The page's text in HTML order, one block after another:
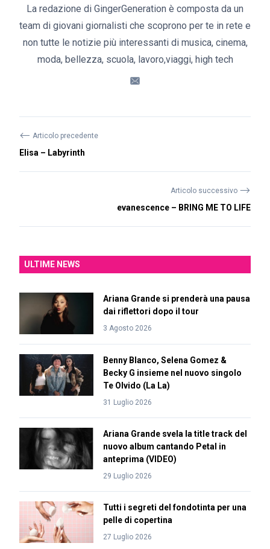
La redazione di GingerGeneration è composta da un
team di giovani giornalisti che scoprono per te in rete e
non tutte le notizie più interessanti di musica, cinema,
moda, bellezza, scuola, lavoro,viaggi, high tech
⟵ Articolo precedente
Elisa – Labyrinth
Articolo successivo ⟶
evanescence – BRING ME TO LIFE
ULTIME NEWS
Ariana Grande si prenderà una pausa
dai riflettori dopo il tour
3 Agosto 2026
Benny Blanco, Selena Gomez &
Becky G insieme nel nuovo singolo
Te Olvido (La La)
31 Luglio 2026
Ariana Grande svela la title track del
nuovo album cantando Petal in
anteprima (VIDEO)
29 Luglio 2026
Tutti i segreti del fondotinta per una
pelle di copertina
27 Luglio 2026